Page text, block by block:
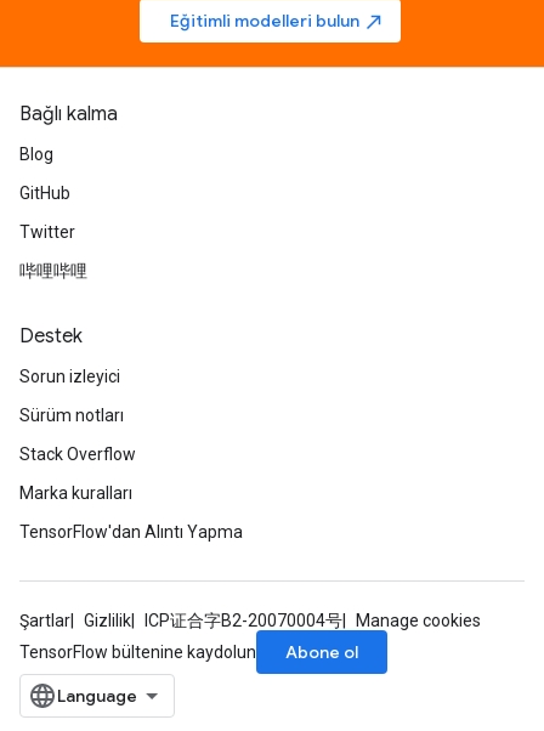
Eğitimli modelleri bulun north_east
Bağlı kalma
Blog
GitHub
Twitter
哔哩哔哩
Destek
Sorun izleyici
Sürüm notları
Stack Overflow
Marka kuralları
TensorFlow'dan Alıntı Yapma
Şartlar Gizlilik ICP证合字B2-20070004号
Manage cookies
TensorFlow bültenine kaydolun
Abone ol